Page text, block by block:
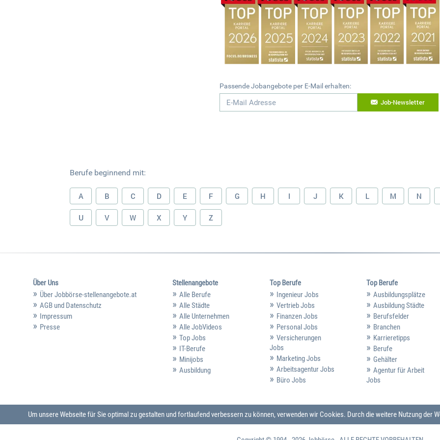
Passende Jobangebote per E-Mail erhalten:
Job-Newsletter
Berufe beginnend mit:
A B C D E F G H I J K L M N
U V W X Y Z
Über Uns
Über Jobbörse-stellenangebote.at
AGB und Datenschutz
Impressum
Presse
Stellenangebote
Alle Berufe
Alle Städte
Alle Unternehmen
Alle JobVideos
Top Jobs
IT-Berufe
Minijobs
Ausbildung
Top Berufe
Ingenieur Jobs
Vertrieb Jobs
Finanzen Jobs
Personal Jobs
Versicherungen
Jobs
Marketing Jobs
Arbeitsagentur Jobs
Büro Jobs
Top Berufe
Ausbildungsplätze
Ausbildung Städte
Berufsfelder
Branchen
Karrieretipps
Berufe
Gehälter
Agentur für Arbeit
Jobs
Um unsere Webseite für Sie optimal zu gestalten und fortlaufend verbessern zu können, verwenden wir Cookies. Durch die weitere Nutzung der